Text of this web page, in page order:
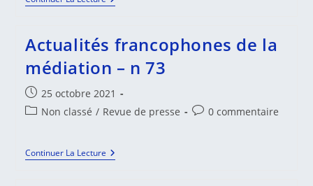
Administrative
Entre
Le
Tribunal
Administratif
De
Strasbourg
Et
L’Université
Actualités francophones de la
médiation – n 73
Publication
publiée :
25 octobre 2021
PostNon classé / Revue de presse
Commentaires
0 commentaire
Continuer La LectureActualités
Francophones